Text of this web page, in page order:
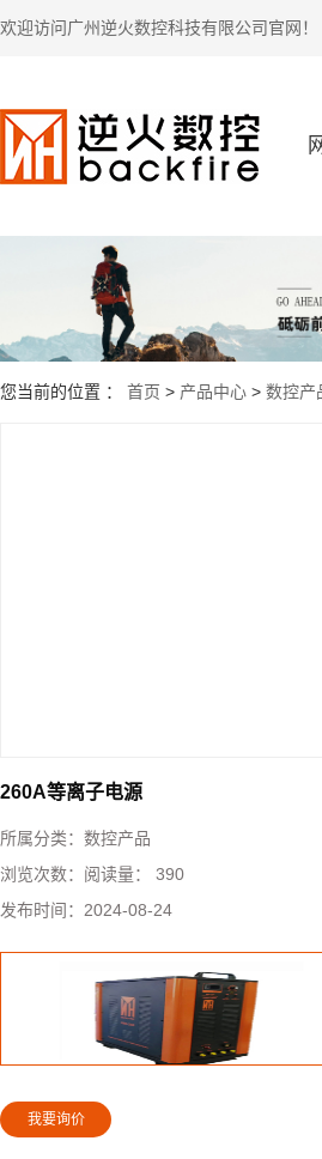
欢迎访问广州逆火数控科技有限公司官网！
您当前的位置 ： 首页 > 产品中心 > 数控产
260A等离子电源
所属分类： 数控产品
浏览次数： 阅读量： 390
发布时间： 2024-08-24
我要询价